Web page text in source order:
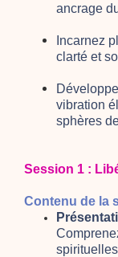
ancrage
Incarnez
clarté et
vibration
sphères
Session 1 :
Contenu de la